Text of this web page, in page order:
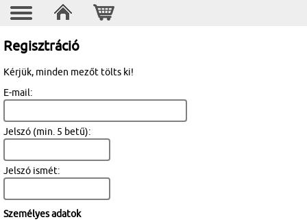
Regisztráció
Kérjük, minden mezőt tölts ki!
E-mail:
Jelszó (min. 5 betű):
Jelszó ismét:
Személyes adatok